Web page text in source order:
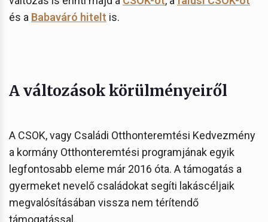
és a Babaváró hitelt is.
A változások körülményeiről
A CSOK, vagy Családi Otthonteremtési Kedvezmény
a kormány Otthonteremtési programjának egyik
legfontosabb eleme már 2016 óta. A támogatás a
gyermeket nevelő családokat segíti lakáscéljaik
megvalósításában vissza nem térítendő
támogatással.